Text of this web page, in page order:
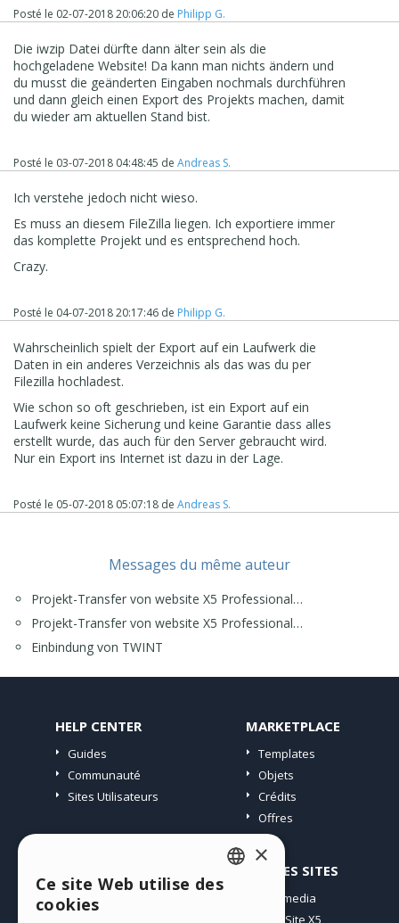
Posté le 02-07-2018 20:06:20 de Philipp G.
Die iwzip Datei dürfte dann älter sein als die
hochgeladene Website! Da kann man nichts ändern und
du musst die geänderten Eingaben nochmals durchführen
und dann gleich einen Export des Projekts machen, damit
du wieder am aktuellen Stand bist.
Posté le 03-07-2018 04:48:45 de Andreas S.
Ich verstehe jedoch nicht wieso.
Es muss an diesem FileZilla liegen. Ich exportiere immer
das komplette Projekt und es entsprechend hoch.
Crazy.
Posté le 04-07-2018 20:17:46 de Philipp G.
Wahrscheinlich spielt der Export auf ein Laufwerk die
Daten in ein anderes Verzeichnis als das was du per
Filezilla hochladest.
Wie schon so oft geschrieben, ist ein Export auf ein
Laufwerk keine Sicherung und keine Garantie dass alles
erstellt wurde, das auch für den Server gebraucht wird.
Nur ein Export ins Internet ist dazu in der Lage.
Posté le 05-07-2018 05:07:18 de Andreas S.
Messages du même auteur
Projekt-Transfer von website X5 Professional…
Projekt-Transfer von website X5 Professional…
Einbindung von TWINT
HELP CENTER
Guides
Communauté
Sites Utilisateurs
MARKETPLACE
Templates
Objets
Crédits
Offres
Mes Messages
AUTRES SITES
Incomedia
WebSite X5
ENGLISH
×
Ce site Web utilise des
cookies